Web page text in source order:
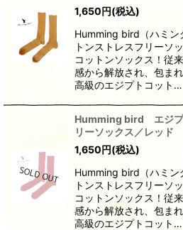
1,650円(税込)
Humming bird（ハミン
トンストレスフリーソ
コットンソックス！従
感から解放され、包ま
高級のエジプトコット…
Humming bird エジプ
リーソックス／レッド
1,650円(税込)
Humming bird（ハミン
トンストレスフリーソ
コットンソックス！従
感から解放され、包ま
高級のエジプトコット…